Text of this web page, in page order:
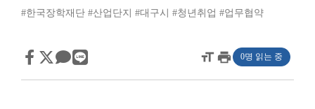
#한국장학재단 #산업단지 #대구시 #청년취업 #업무협약
format_sizeprint 0명 읽는 중